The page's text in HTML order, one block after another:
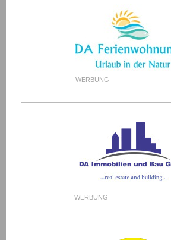
WERBUNG
WERBUNG